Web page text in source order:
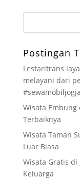
Postingan
Lestaritrans
melayani dari
Wisata Embung
Terbaiknya
Wisata Taman
Luar Biasa
Wisata Gratis di
Keluarga